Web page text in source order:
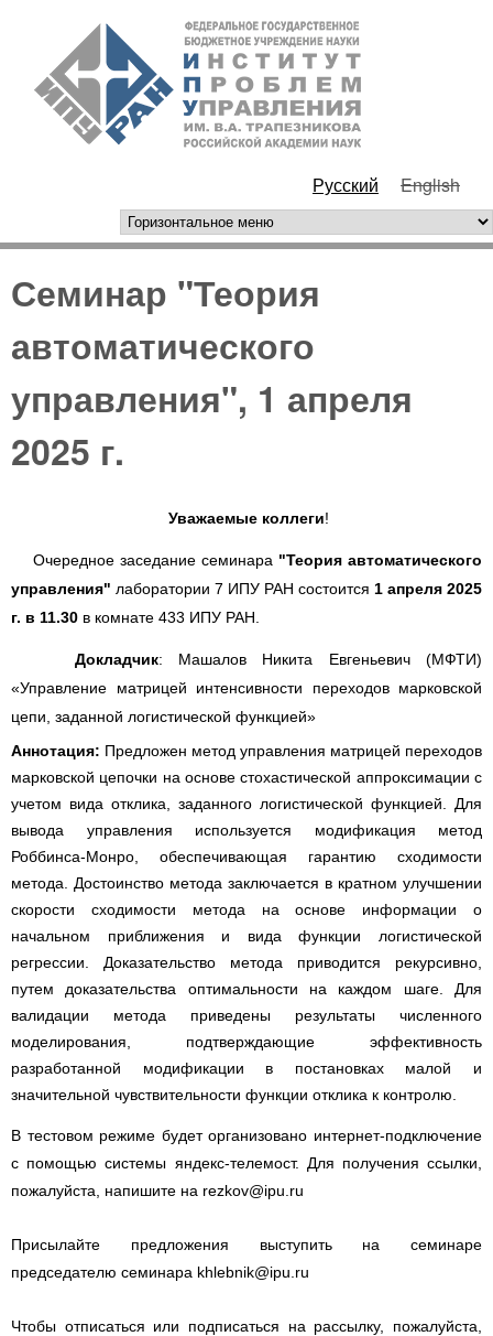
Перейти к основному
содержанию
РАН
Русский English
горизонтальное меню
Семинар "Теория
автоматического
управления", 1 апреля
2025 г.
Уважаемые коллеги!
Очередное заседание семинара "Теория автоматического
управления" лаборатории 7 ИПУ РАН состоится 1 апреля 2025
г. в 11.30 в комнате 433 ИПУ РАН.
Докладчик: Машалов Никита Евгеньевич (МФТИ)
«Управление матрицей интенсивности переходов марковской
цепи, заданной логистической функцией»
Аннотация: Предложен метод управления матрицей переходов
марковской цепочки на основе стохастической аппроксимации с
учетом вида отклика, заданного логистической функцией. Для
вывода управления используется модификация метод
Роббинса-Монро, обеспечивающая гарантию сходимости
метода. Достоинство метода заключается в кратном улучшении
скорости сходимости метода на основе информации о
начальном приближения и вида функции логистической
регрессии. Доказательство метода приводится рекурсивно,
путем доказательства оптимальности на каждом шаге. Для
валидации метода приведены результаты численного
моделирования, подтверждающие эффективность
разработанной модификации в постановках малой и
значительной чувствительности функции отклика к контролю.
В тестовом режиме будет организовано интернет-подключение
с помощью системы яндекс-телемост. Для получения ссылки,
пожалуйста, напишите на rezkov@ipu.ru
Присылайте предложения выступить на семинаре
председателю семинара khlebnik@ipu.ru
Чтобы отписаться или подписаться на рассылку, пожалуйста,